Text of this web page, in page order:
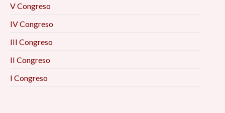
V Congreso
IV Congreso
III Congreso
II Congreso
I Congreso